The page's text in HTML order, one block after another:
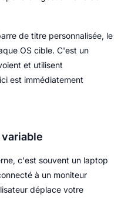
de titre personnalisée, le
OS cible. C'est un
et utilisent
est immédiatement
c'est souvent un laptop
à un moniteur
déplace votre